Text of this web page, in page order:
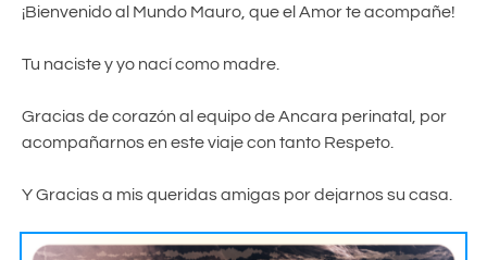
¡Bienvenido al Mundo Mauro, que el Amor te acompañe!
Tu naciste y yo nací como madre.
Gracias de corazón al equipo de Ancara perinatal, por
acompañarnos en este viaje con tanto Respeto.
Y Gracias a mis queridas amigas por dejarnos su casa.